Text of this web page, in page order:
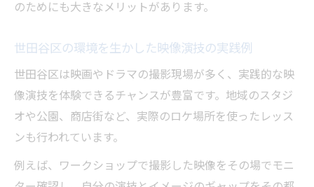
のためにも大きなメリットがあります。
世田谷区の環境を生かした映像演技の実践例
世田谷区は映画やドラマの撮影現場が多く、実践的な映
像演技を体験できるチャンスが豊富です。地域のスタジ
オや公園、商店街など、実際のロケ場所を使ったレッス
ンも行われています。
例えば、ワークショップで撮影した映像をその場でモニ